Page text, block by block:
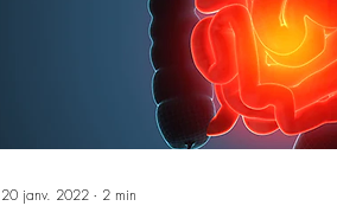
20 janv. 2022 ∙ 2 min